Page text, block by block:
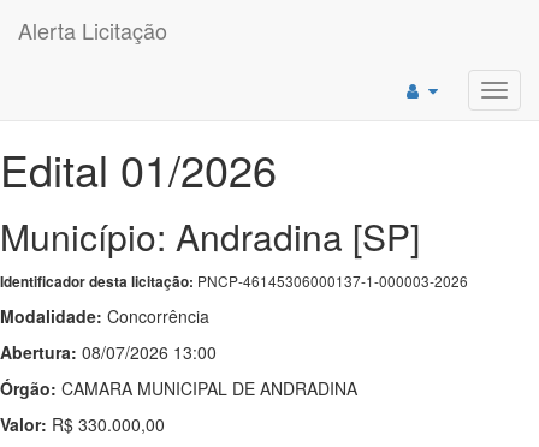
Alerta Licitação
Edital 01/2026
Município: Andradina [SP]
Identificador desta licitação: PNCP-46145306000137-1-000003-2026
Modalidade: Concorrência
Abertura: 08/07/2026 13:00
Órgão: CAMARA MUNICIPAL DE ANDRADINA
Valor: R$ 330.000,00